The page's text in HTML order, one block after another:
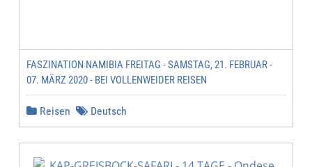
FASZINATION NAMIBIA FREITAG - SAMSTAG, 21. FEBRUAR -
07. MÄRZ 2020 - BEI VOLLENWEIDER REISEN
Reisen Deutsch